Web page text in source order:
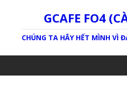
GCAFE FO4
CHÚNG TA HÃY HẾT MÌNH VÌ